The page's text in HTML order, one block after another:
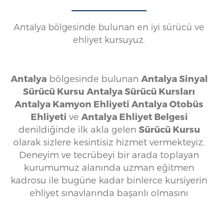
Antalya bölgesinde bulunan en iyi sürücü ve
ehliyet kursuyuz.
Antalyabölgesinde bulunan Antalya Sinyal
Sürücü Kursu Antalya Sürücü Kursları
Antalya Kamyon Ehliyeti Antalya Otobüs
Ehliyeti ve Antalya Ehliyet Belgesi
denildiğinde ilk akla gelen Sürücü Kursu
olarak sizlere kesintisiz hizmet vermekteyiz.
Deneyim ve tecrübeyi bir arada toplayan
kurumumuz alanında uzman eğitmen
kadrosu ile bugüne kadar binlerce kursiyerin
ehliyet sınavlarında başarılı olmasını